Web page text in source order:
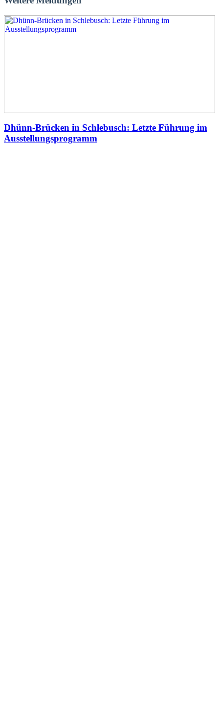
Dhünn-Brücken in Schlebusch: Letzte Führung im
Ausstellungsprogramm